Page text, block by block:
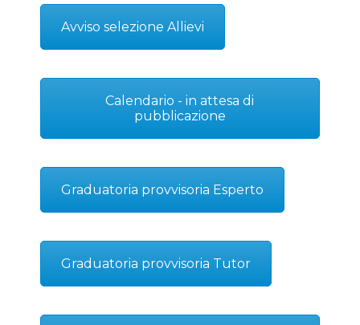
Avviso selezione Allievi
Calendario - in attesa di
pubblicazione
Graduatoria provvisoria Esperto
Graduatoria provvisoria Tutor